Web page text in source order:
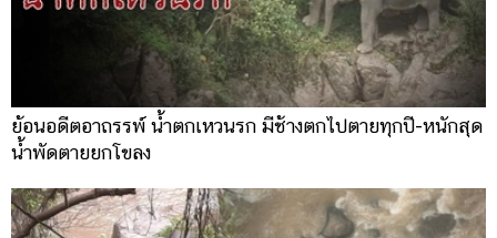
ย้อนอดีตอาถรรพ์ น้ำตกเหวนรก มีช้างตกไปตายทุกปี-หนักสุด
น้ำพัดตายยกโขลง